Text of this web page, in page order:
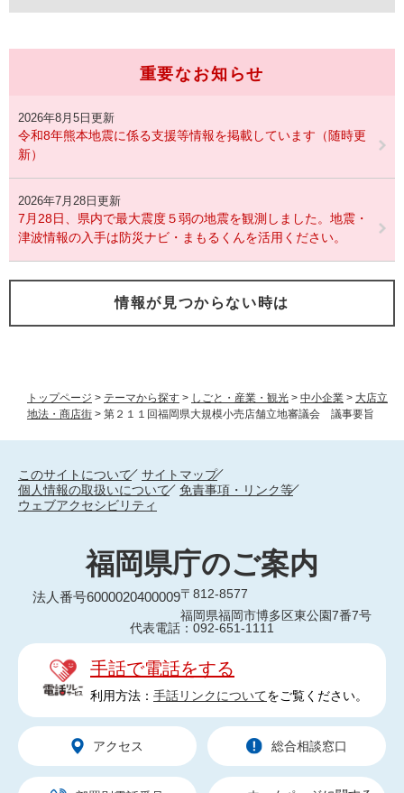
トップページ > テーマから探す > しごと・産業・観光 > 中小企業 > 大店立
地法・商店街 > 第２１１回福岡県大規模小売店舗立地審議会 議事要旨
重要なお知らせ
2026年8月5日更新
令和8年熊本地震に係る支援等情報を掲載しています（随時更
新）
2026年7月28日更新
7月28日、県内で最大震度５弱の地震を観測しました。地震・
津波情報の入手は防災ナビ・まもるくんを活用ください。
情報が見つからない時は
このサイトについて
サイトマップ
個人情報の取扱いについて
免責事項・リンク等
ウェブアクセシビリティ
福岡県庁のご案内
法人番号6000020400009〒812-8577
福岡県福岡市博多区東公園7番7号
代表電話：092-651-1111
手話で電話をする
利用方法： 手話リンクについてをご覧ください。
アクセス 総合相談窓口